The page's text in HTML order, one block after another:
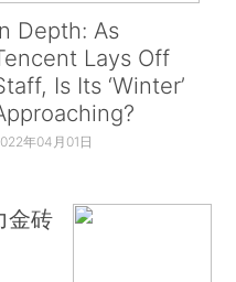
Depth: As
Lays Off
Is Its ‘Winter’
年04月01日
金砖